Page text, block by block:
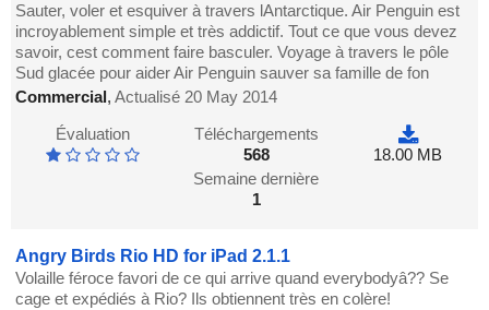
Sauter, voler et esquiver à travers lAntarctique. Air Penguin est
incroyablement simple et très addictif. Tout ce que vous devez
savoir, cest comment faire basculer. Voyage à travers le pôle
Sud glacée pour aider Air Penguin sauver sa famille de fon
Commercial,Actualisé 20 May 2014
Évaluation
Téléchargements
568
Semaine dernière
1
18.00 MB
Angry Birds Rio HD for iPad 2.1.1
Volaille féroce favori de ce qui arrive quand everybodyâ?? Se
cage et expédiés à Rio? Ils obtiennent très en colère!